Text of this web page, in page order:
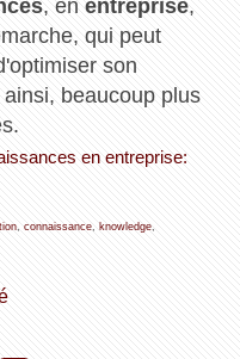
, enentreprise,
qui peut
son
beaucoup plus
en entreprise:
, connaissance, knowledge,